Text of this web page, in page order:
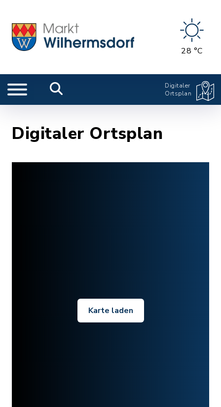
28 °C
Digitaler
Ortsplan
Digitaler Ortsplan
Karte laden